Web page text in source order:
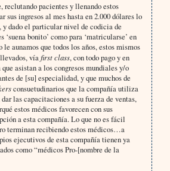
reclutando pacientes y llenando estos
sus ingresos al mes hasta en 2.000 dólares lo
y dado el particular nivel de codicia de
‘suena bonito’ como para ‘matricularse’ en
aunamos que todos los años, estos mismos
víafirst class, con todo pago y en
asistan a los congresos mundiales y/o
de [su] especialidad, y que muchos de
consuetudinarios que la compañía utiliza
las capacitaciones a su fuerza de ventas,
estos médicos favorecen con sus
a esta compañía. Lo que no es fácil
terminan recibiendo estos médicos…a
ejecutivos de esta compañía tienen ya
como “médicos Pro-[nombre de la